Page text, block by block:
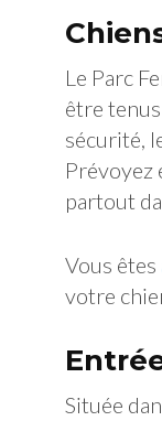
Le Parc
être
sécurité,
Prévoyez
partout
Vous êtes
votre
Située